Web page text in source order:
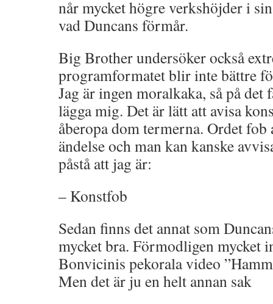
når mycket högre verkshöjder i
vad Duncans förmår.
Big Brother undersöker också
programformatet blir inte bättre
Jag är ingen moralkaka, så på
lägga mig. Det är lätt att avisa
åberopa dom termerna. Ordet fob
ändelse och man kan kanske
påstå att jag är:
– Konstfob
Sedan finns det annat som
mycket bra. Förmodligen mycket
Bonvicinis pekorala video
Men det är ju en helt annan sak